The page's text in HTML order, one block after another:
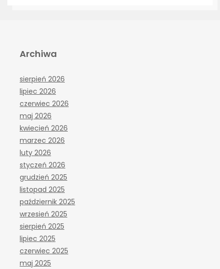
Archiwa
sierpień 2026
lipiec 2026
czerwiec 2026
maj 2026
kwiecień 2026
marzec 2026
luty 2026
styczeń 2026
grudzień 2025
listopad 2025
październik 2025
wrzesień 2025
sierpień 2025
lipiec 2025
czerwiec 2025
maj 2025